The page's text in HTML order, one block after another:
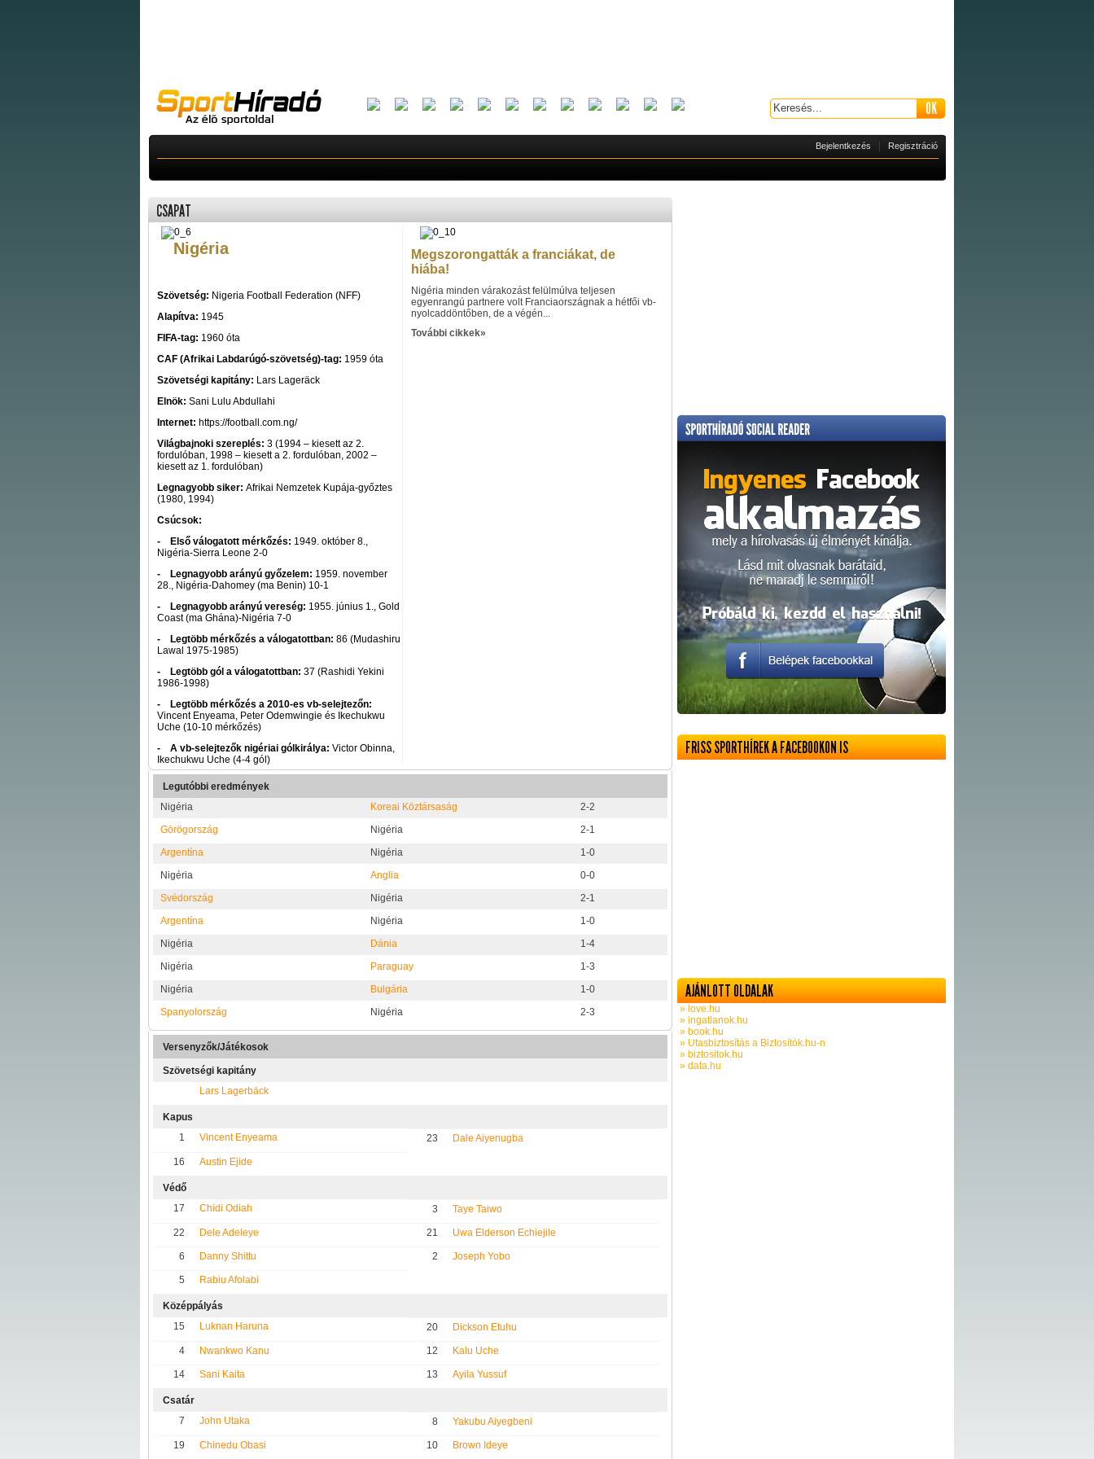
Bejelentkezés Regisztráció
CSAPAT
Nigéria
Szövetség: Nigeria Football Federation (NFF)
Alapítva: 1945
FIFA-tag: 1960 óta
CAF (Afrikai Labdarúgó-szövetség)-tag: 1959 óta
Szövetségi kapitány: Lars Lageräck
Elnök: Sani Lulu Abdullahi
Internet: https://football.com.ng/
Világbajnoki szereplés: 3 (1994 – kiesett az 2.
fordulóban, 1998 – kiesett a 2. fordulóban, 2002 –
kiesett az 1. fordulóban)
Legnagyobb siker: Afrikai Nemzetek Kupája-győztes
(1980, 1994)
Csúcsok:
- Első válogatott mérkőzés: 1949. október 8.,
Nigéria-Sierra Leone 2-0
- Legnagyobb arányú győzelem: 1959. november
28., Nigéria-Dahomey (ma Benin) 10-1
- Legnagyobb arányú vereség: 1955. június 1., Gold
Coast (ma Ghána)-Nigéria 7-0
- Legtöbb mérkőzés a válogatottban: 86 (Mudashiru
Lawal 1975-1985)
- Legtöbb gól a válogatottban: 37 (Rashidi Yekini
1986-1998)
- Legtöbb mérkőzés a 2010-es vb-selejtezőn:
Vincent Enyeama, Peter Odemwingie és Ikechukwu
Uche (10-10 mérkőzés)
- A vb-selejtezők nigériai gólkirálya: Victor Obinna,
Ikechukwu Uche (4-4 gól)
Megszorongatták a franciákat, de
hiába!
Nigéria minden várakozást felülmúlva teljesen
egyenrangú partnere volt Franciaországnak a hétfői vb-
nyolcaddöntőben, de a végén...
További cikkek»
Legutóbbi eredmények
Nigéria
Koreai Köztársaság
2-2
Görögország
Nigéria
2-1
Argentína
Nigéria
1-0
Nigéria
Anglia
0-0
Svédország
Nigéria
2-1
Argentína
Nigéria
1-0
Nigéria
Dánia
1-4
Nigéria
Paraguay
1-3
Nigéria
Bulgária
1-0
Spanyolország
Nigéria 2-3
Versenyzők/Játékosok
Szövetségi kapitány
Lars Lagerbäck
Kapus
1
Vincent Enyeama 23 Dale Aiyenugba
16 Austin Ejide
Védő
17
Chidi Odiah 3 Taye Taiwo
22 Dele Adeleye 21 Uwa Elderson Echiejile
6 Danny Shittu 2 Joseph Yobo
5 Rabiu Afolabi
Középpályás
15
Luknan Haruna 20 Dickson Etuhu
4 Nwankwo Kanu 12 Kalu Uche
14 Sani Kaita 13 Ayila Yussuf
Csatár
7
John Utaka 8 Yakubu Aiyegbeni
19 Chinedu Obasi 10 Brown Ideye
FRISS SPORTHÍREK A FACEBOOKON IS
AJÁNLOTT OLDALAK
» love.hu
» ingatlanok.hu
» book.hu
» Utasbiztosítás a Biztosítók.hu-n
» biztositok.hu
» data.hu